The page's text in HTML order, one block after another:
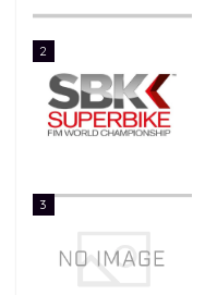
2
3